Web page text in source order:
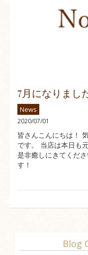
7月になりまし
News
2020/07/01
皆さんこんにちは！
です。 当店は本日も
是非癒しにきてくだ
す！
Blog